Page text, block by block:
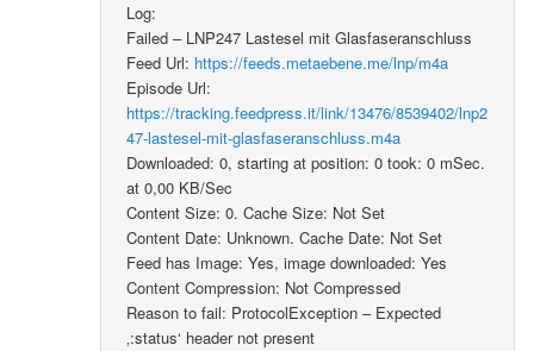
Log:
Failed – LNP247 Lastesel mit Glasfaseranschluss
Feed Url: https://feeds.metaebene.me/lnp/m4a
Episode Url:
https://tracking.feedpress.it/link/13476/8539402/lnp2
47-lastesel-mit-glasfaseranschluss.m4a
Downloaded: 0, starting at position: 0 took: 0 mSec.
at 0,00 KB/Sec
Content Size: 0. Cache Size: Not Set
Content Date: Unknown. Cache Date: Not Set
Feed has Image: Yes, image downloaded: Yes
Content Compression: Not Compressed
Reason to fail: ProtocolException – Expected
‚:status‘ header not present